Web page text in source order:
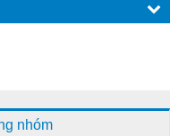
nhóm